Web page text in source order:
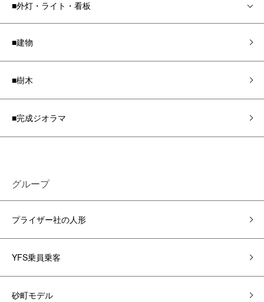
■外灯・ライト・看板
■建物
■樹木
■完成ジオラマ
グループ
プライザー社の人形
YFS乗員乗客
砂町モデル